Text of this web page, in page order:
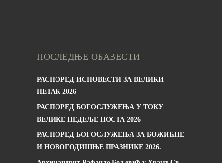
ПОСЛЕДЊЕ ОБАВЕСТИ
РАСПОРЕД ИСПОВЕСТИ ЗА ВЕЛИКИ
ПЕТАК 2026
РАСПОРЕД БОГОСЛУЖЕЊА У ТОКУ
ВЕЛИКЕ НЕДЕЉЕ ПОСТА 2026
РАСПОРЕД БОГОСЛУЖЕЊА ЗА БОЖИЋНЕ
И НОВОГОДИШЊЕ ПРАЗНИКЕ 2026.